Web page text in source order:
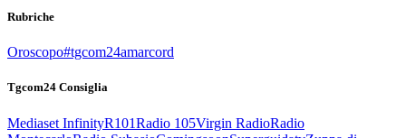
Rubriche
Oroscopo#tgcom24amarcord
Tgcom24 Consiglia
Mediaset InfinityR101Radio 105Virgin RadioRadio